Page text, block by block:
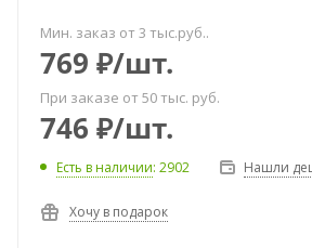
Мин. заказ от 3 тыс.руб..
769 ₽/шт.
При заказе от 50 тыс. руб.
746 ₽/шт.
Есть в наличии: 2902 Нашли
Хочу в подарок